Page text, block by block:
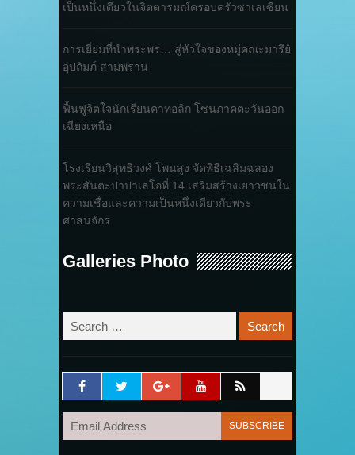
เป็นหนึ่งเดียวในจิตตารมณ์ครอบครัวซาเลเซียน
การเยี่ยมที่นำพระพร… สู่หัวใจของหมู่คณะมารีย์
อุปถัมภ์ สามพราน
ฟื้นฟูจิตใจนักเรียนคาทอลิก โซนภาคตะวันออก
เฉียงเหนือ
โรงเรียนวิสุทธิวงศ์ โพนสูง จัดพิธีเฉลิมฉลอง
พระสันตะปาปาเลโอที่ 14 เสริมสร้างเยาวชนใน
ความเชื่อและความเป็นหนึ่งเดียวกับพระ
ศาสนจักร
Galleries Photo